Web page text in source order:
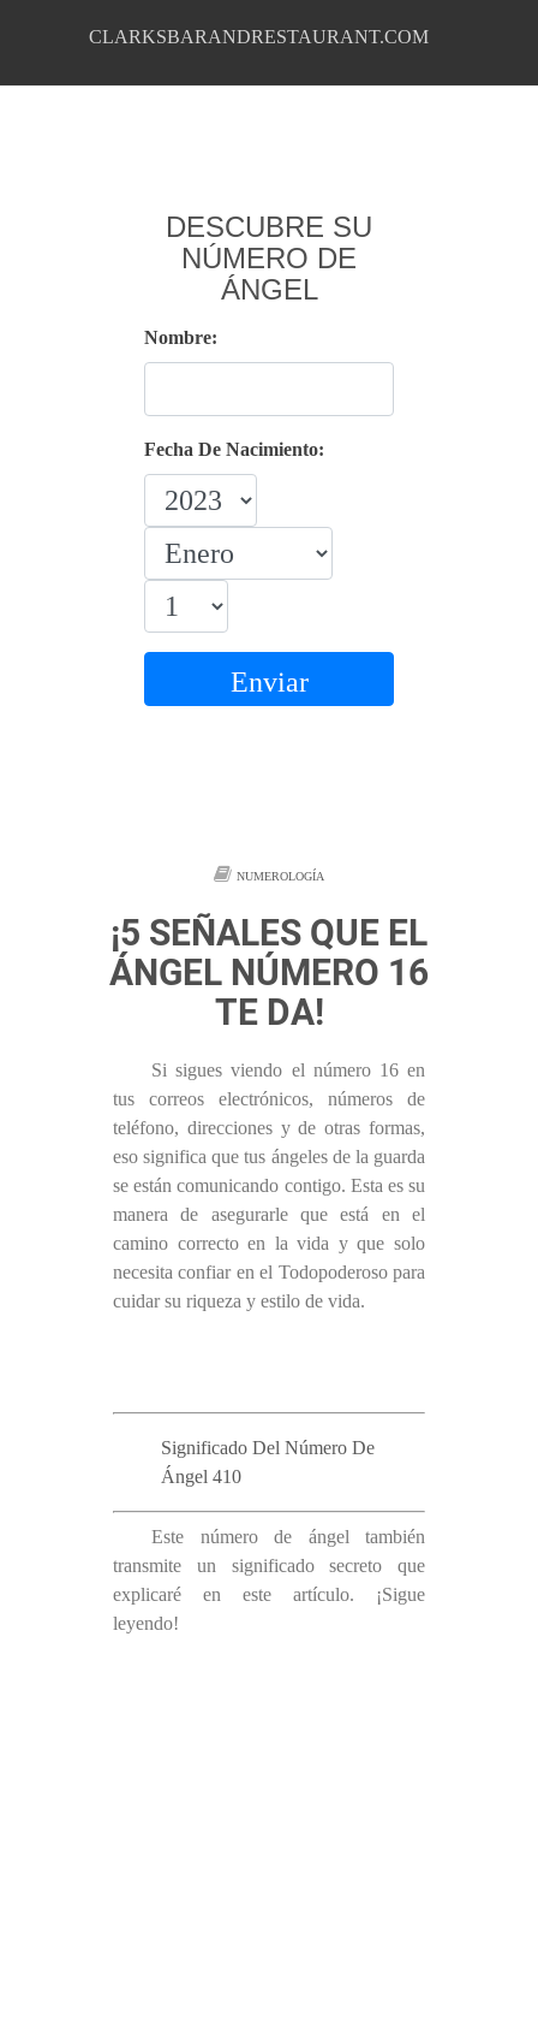
CLARKSBARANDRESTAURANT.COM
DESCUBRE SU
NÚMERO DE
ÁNGEL
Nombre:
Fecha De Nacimiento:
Enviar
NUMEROLOGÍA
¡5 SEÑALES QUE EL
ÁNGEL NÚMERO 16
TE DA!
Si sigues viendo el número 16 en
tus correos electrónicos, números de
teléfono, direcciones y de otras formas,
eso significa que tus ángeles de la guarda
se están comunicando contigo. Esta es su
manera de asegurarle que está en el
camino correcto en la vida y que solo
necesita confiar en el Todopoderoso para
cuidar su riqueza y estilo de vida.
Significado Del Número De
Ángel 410
Este número de ángel también
transmite un significado secreto que
explicaré en este artículo. ¡Sigue
leyendo!